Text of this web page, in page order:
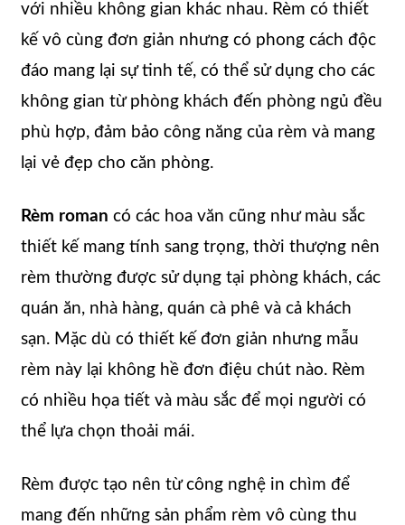
với nhiều không gian khác nhau. Rèm có thiết
kế vô cùng đơn giản nhưng có phong cách độc
đáo mang lại sự tinh tế, có thể sử dụng cho các
không gian từ phòng khách đến phòng ngủ đều
phù hợp, đảm bảo công năng của rèm và mang
lại vẻ đẹp cho căn phòng.
Rèm roman có các hoa văn cũng như màu sắc
thiết kế mang tính sang trọng, thời thượng nên
rèm thường được sử dụng tại phòng khách, các
quán ăn, nhà hàng, quán cà phê và cả khách
sạn. Mặc dù có thiết kế đơn giản nhưng mẫu
rèm này lại không hề đơn điệu chút nào. Rèm
có nhiều họa tiết và màu sắc để mọi người có
thể lựa chọn thoải mái.
Rèm được tạo nên từ công nghệ in chìm để
mang đến những sản phẩm rèm vô cùng thu